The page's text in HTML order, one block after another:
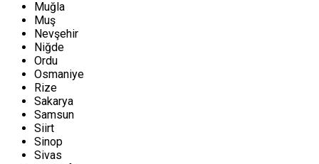
Muğla
Muş
Nevşehir
Niğde
Ordu
Osmaniye
Rize
Sakarya
Samsun
Siirt
Sinop
Sivas